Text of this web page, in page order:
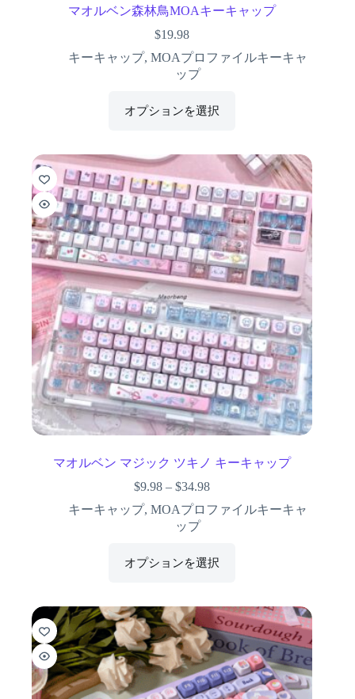
マオルベン森林鳥MOAキーキャップ
$19.98
キーキャップ,MOAプロファイルキーキャ
ップ
オプションを選択
マオルベン マジック ツキノ キーキャップ
$9.98 –$34.98
キーキャップ,MOAプロファイルキーキャ
ップ
オプションを選択